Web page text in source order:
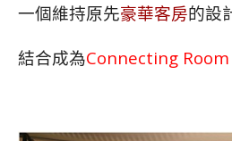
一個維持原先豪華客房的設
結合成為Connecting Room